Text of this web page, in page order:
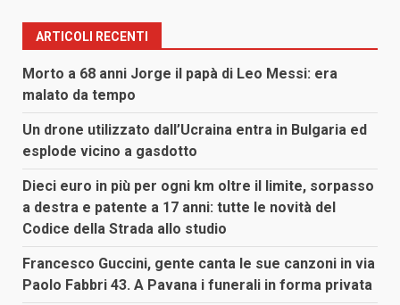
ARTICOLI RECENTI
Morto a 68 anni Jorge il papà di Leo Messi: era
malato da tempo
Un drone utilizzato dall’Ucraina entra in Bulgaria ed
esplode vicino a gasdotto
Dieci euro in più per ogni km oltre il limite, sorpasso
a destra e patente a 17 anni: tutte le novità del
Codice della Strada allo studio
Francesco Guccini, gente canta le sue canzoni in via
Paolo Fabbri 43. A Pavana i funerali in forma privata